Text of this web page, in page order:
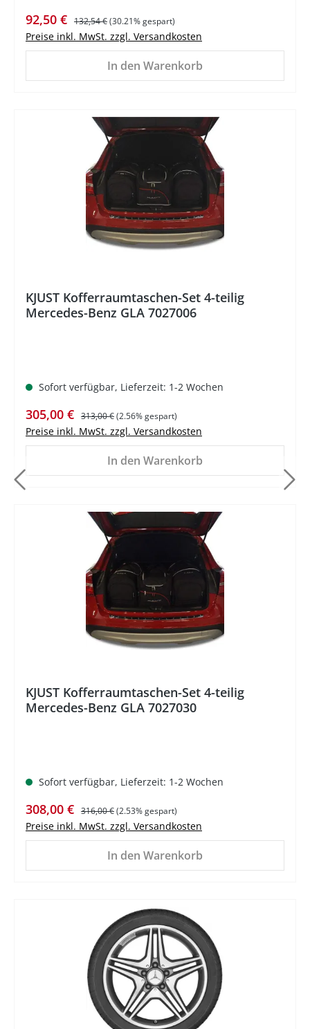
Verkaufspreis:
92,50 € Regulärer Preis:
132,54 €(30.21% gespart)
Preise inkl. MwSt. zzgl. Versandkosten
In den Warenkorb
KJUST Kofferraumtaschen-Set 4-teilig
Mercedes-Benz GLA 7027006
Sofort verfügbar, Lieferzeit: 1-2 Wochen
Verkaufspreis:
305,00 € Regulärer Preis:
313,00 €(2.56% gespart)
Preise inkl. MwSt. zzgl. Versandkosten
In den Warenkorb
KJUST Kofferraumtaschen-Set 4-teilig
Mercedes-Benz GLA 7027030
Sofort verfügbar, Lieferzeit: 1-2 Wochen
Verkaufspreis:
308,00 € Regulärer Preis:
316,00 €(2.53% gespart)
Preise inkl. MwSt. zzgl. Versandkosten
In den Warenkorb